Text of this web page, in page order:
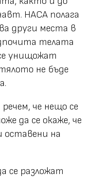
НАСА полага
други места в
телата
унищожат
не бъде
че нещо се
да се окаже, че
на
се разложат